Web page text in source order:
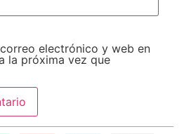
electrónico y web en
la próxima vez que